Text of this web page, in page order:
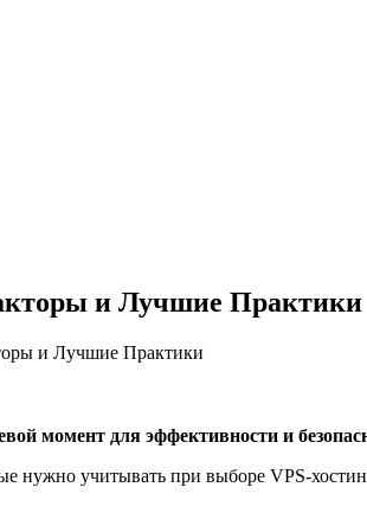
и Лучшие Практики
и Лучшие Практики
момент для эффективности и
нужно учитывать при выборе VPS-